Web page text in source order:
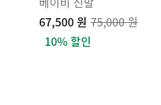
67,500 원 75,000 원
10% 할인